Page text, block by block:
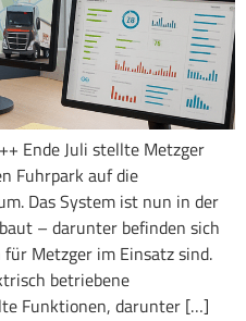
Ende Juli stellte Metzger
Fuhrpark auf die
Das System ist nun in der
– darunter befinden sich
Metzger im Einsatz sind.
betriebene
Funktionen, darunter […]